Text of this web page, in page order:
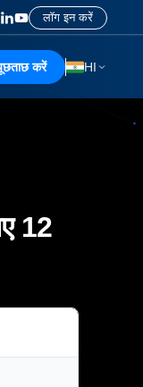
लॉग इन करें
करें HI
12